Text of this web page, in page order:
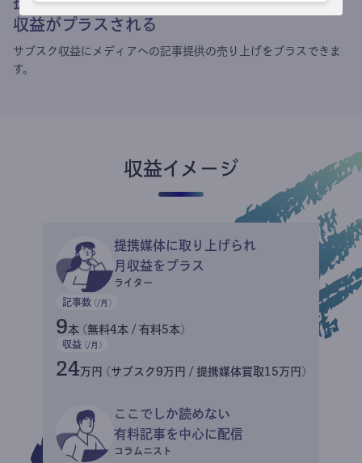
収益がプラスされる
サブスク収益にメディアへの記事提供の売り上げをプラスできま
す。
収益イメージ
提携媒体に取り上げられ
月収益をプラス
ライター
記事数 (/月)
9本 (無料4本 / 有料5本)
収益 (/月)
24万円 (サブスク9万円 / 提携媒体買取15万円)
ここでしか読めない
有料記事を中心に配信
コラムニスト